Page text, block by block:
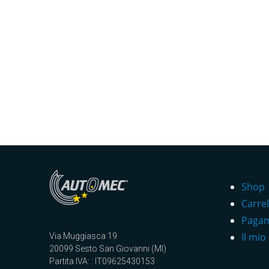
Via Muggiasca 19
20099 Sesto San Giovanni (MI)
Partita IVA: : IT09625430153
Shop
Il